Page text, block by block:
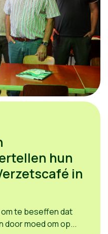
hun
in
te beseffen dat
door moed om op...